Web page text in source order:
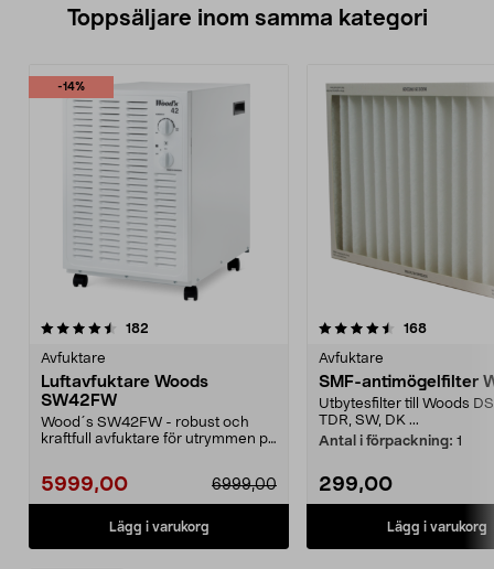
Toppsäljare inom samma kategori
-14%
182
Avfuktare
Luftavfuktare Woods
SW42FW
Wood´s SW42FW - robust och
kraftfull avfuktare för utrymmen på
5999,00 6999,00
Lägg i varukorg
4.5 av 5 stjärnor 168
Avfuktare
SMF-antimögelfilter
Utbytesfilter till Woods
TDR, SW, DK ...
Antal i förpackning: 1
299,00
Lägg i varukorg
4.5 av 5 stjärnor